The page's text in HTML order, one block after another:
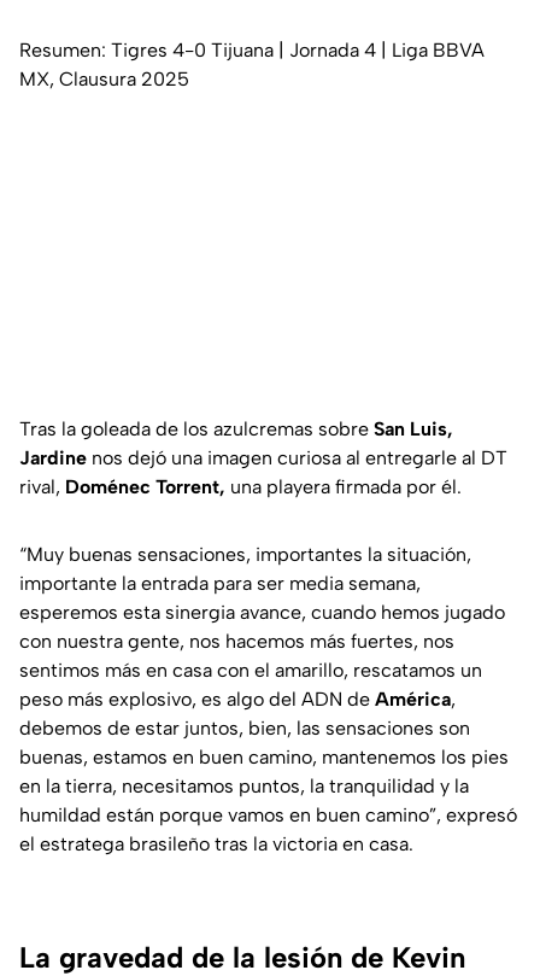
Resumen: Tigres 4-0 Tijuana | Jornada 4 | Liga BBVA
MX, Clausura 2025
Tras la goleada de los azulcremas sobre San Luis,
Jardine nos dejó una imagen curiosa al entregarle al DT
rival, Doménec Torrent, una playera firmada por él.
“Muy buenas sensaciones, importantes la situación,
importante la entrada para ser media semana,
esperemos esta sinergia avance, cuando hemos jugado
con nuestra gente, nos hacemos más fuertes, nos
sentimos más en casa con el amarillo, rescatamos un
peso más explosivo, es algo del ADN de América,
debemos de estar juntos, bien, las sensaciones son
buenas, estamos en buen camino, mantenemos los pies
en la tierra, necesitamos puntos, la tranquilidad y la
humildad están porque vamos en buen camino”, expresó
el estratega brasileño tras la victoria en casa.
La gravedad de la lesión de Kevin